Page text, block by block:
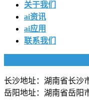
关于我们
ai资讯
ai应用
联系我们
长沙地址：湖南省长沙
岳阳地址：湖南省岳阳